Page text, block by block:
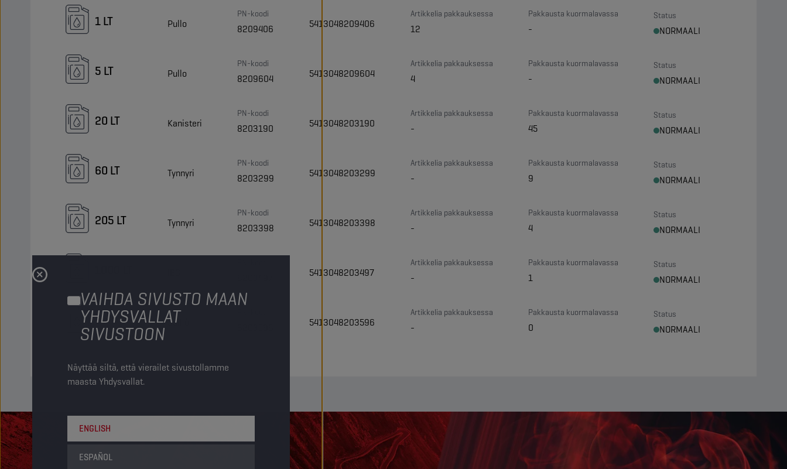
VAIHDA SIVUSTO MAAN
YHDYSVALLAT
SIVUSTOON
Näyttää siltä, että vierailet sivustollamme
maasta Yhdysvallat.
ENGLISH
ESPAÑOL
1 LT Pullo
PN-koodi
8209406 5413048209406
Artikkelia pakkauksessa
12
Pakkausta kuormalavassa
-
Status
NORMAALI
5 LT Pullo
PN-koodi
8209604 5413048209604
Artikkelia pakkauksessa
4
Pakkausta kuormalavassa
-
Status
NORMAALI
20 LT Kanisteri
PN-koodi
8203190 5413048203190
Artikkelia pakkauksessa
-
Pakkausta kuormalavassa
45
Status
NORMAALI
60 LT Tynnyri
PN-koodi
8203299 5413048203299
Artikkelia pakkauksessa
-
Pakkausta kuormalavassa
9
Status
NORMAALI
205 LT Tynnyri
PN-koodi
8203398 5413048203398
Artikkelia pakkauksessa
-
Pakkausta kuormalavassa
4
Status
NORMAALI
5413048203497
Artikkelia pakkauksessa
-
Pakkausta kuormalavassa
1
Status
NORMAALI
Bulk LT Säiliö 5413048203596
Artikkelia pakkauksessa
-
Pakkausta kuormalavassa
0
Status
NORMAALI